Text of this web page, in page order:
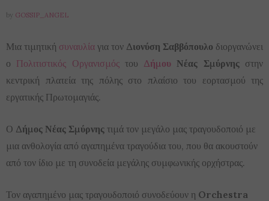
by GOSSIP_ANGEL
Μια τιμητική συναυλία για τον Διονύση Σαββόπουλο διοργανώνει
ο Πολιτιστικός Οργανισμόςτου Δήμου Νέας Σμύρνηςστην
κεντρική πλατεία της πόλης στο πλαίσιο του εορτασμού της
εργατικής Πρωτομαγιάς.
Ο Δήμος Νέας Σμύρνης τιμά τον μεγάλο μας τραγουδοποιό με
μια ανθολογία από αγαπημένα τραγούδια του, που θα ακουστούν
από τον ίδιο με τη συνοδεία μεγάλης συμφωνικής ορχήστρας.
Τον αγαπημένο μας τραγουδοποιό συνοδεύουν η Orchestra